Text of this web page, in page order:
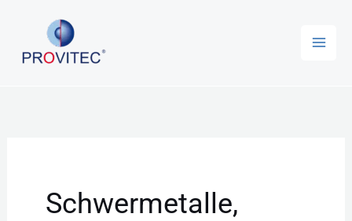
springen
Schwermetalle,